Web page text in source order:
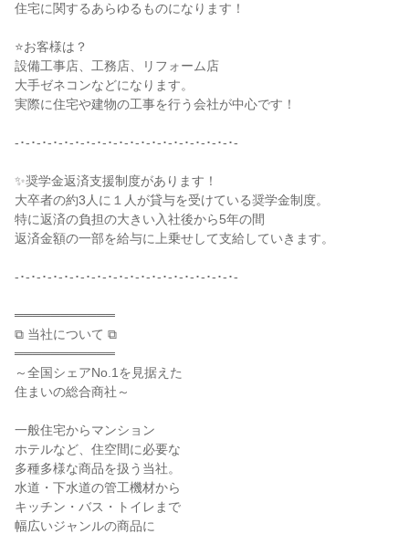
住宅に関するあらゆるものになります！
⭐お客様は？
設備工事店、工務店、リフォーム店
大手ゼネコンなどになります。
実際に住宅や建物の工事を行う会社が中心です！
-･-･-･-･-･-･-･-･-･-･-･-･-･-･-･-･-･-･-･-･-
✨奨学金返済支援制度があります！
大卒者の約3人に１人が貸与を受けている奨学金制度。
特に返済の負担の大きい入社後から5年の間
返済金額の一部を給与に上乗せして支給していきます。
-･-･-･-･-･-･-･-･-･-･-･-･-･-･-･-･-･-･-･-･-
═══════════
⧉ 当社について ⧉
═══════════
～全国シェアNo.1を見据えた
住まいの総合商社～
一般住宅からマンション
ホテルなど、住空間に必要な
多種多様な商品を扱う当社。
水道・下水道の管工機材から
キッチン・バス・トイレまで
幅広いジャンルの商品に